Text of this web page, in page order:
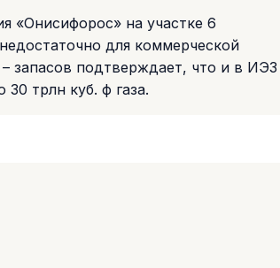
«Онисифорос» на участке 6
для коммерческой
запасов подтверждает, что и в ИЭЗ
трлн куб. ф газа.